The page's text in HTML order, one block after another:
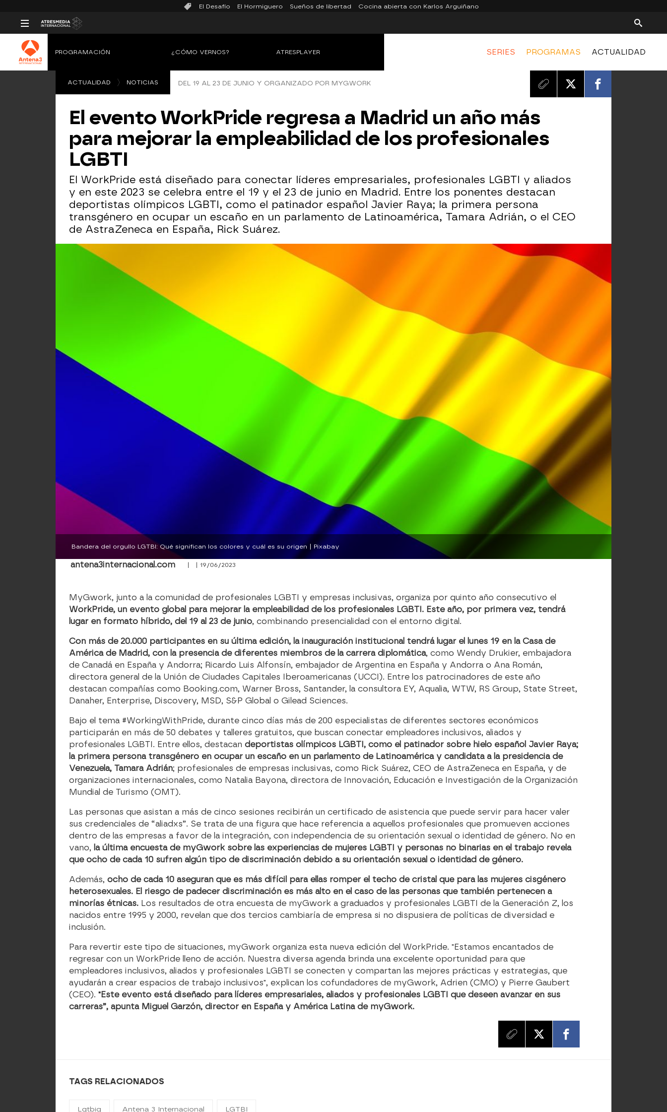
El Desafío El Hormiguero Sueños de libertad Cocina abierta con Karlos Arguiñano
SERIES PROGRAMAS ACTUALIDAD
PROGRAMACIÓN ¿CÓMO VERNOS? ATRESPLAYER
ACTUALIDAD NOTICIAS DEL 19 AL 23 DE JUNIO Y ORGANIZADO POR MYGWORK
El evento WorkPride regresa a Madrid un año más
para mejorar la empleabilidad de los profesionales
LGBTI
El WorkPride está diseñado para conectar líderes empresariales, profesionales LGBTI y aliados
y en este 2023 se celebra entre el 19 y el 23 de junio en Madrid. Entre los ponentes destacan
deportistas olímpicos LGBTI, como el patinador español Javier Raya; la primera persona
transgénero en ocupar un escaño en un parlamento de Latinoamérica, Tamara Adrián, o el CEO
de AstraZeneca en España, Rick Suárez.
Bandera del orgullo LGTBI: Qué significan los colores y cuál es su origen | Pixabay
antena3internacional.com | | 19/06/2023
MyGwork, junto a la comunidad de profesionales LGBTI y empresas inclusivas, organiza por quinto año consecutivo el
WorkPride, un evento global para mejorar la empleabilidad de los profesionales LGBTI. Este año, por primera vez, tendrá
lugar en formato híbrido, del 19 al 23 de junio, combinando presencialidad con el entorno digital.
Con más de 20.000 participantes en su última edición, la inauguración institucional tendrá lugar el lunes 19 en la Casa de
América de Madrid, con la presencia de diferentes miembros de la carrera diplomática, como Wendy Drukier, embajadora
de Canadá en España y Andorra; Ricardo Luis Alfonsín, embajador de Argentina en España y Andorra o Ana Román,
directora general de la Unión de Ciudades Capitales Iberoamericanas (UCCI). Entre los patrocinadores de este año
destacan compañías como Booking.com, Warner Bross, Santander, la consultora EY, Aqualia, WTW, RS Group, State Street,
Danaher, Enterprise, Discovery, MSD, S&P Global o Gilead Sciences.
Bajo el tema #WorkingWithPride, durante cinco días más de 200 especialistas de diferentes sectores económicos
participarán en más de 50 debates y talleres gratuitos, que buscan conectar empleadores inclusivos, aliados y
profesionales LGBTI. Entre ellos, destacandeportistas olímpicos LGBTI, como el patinador sobre hielo español Javier Raya;
la primera persona transgénero en ocupar un escaño en un parlamento de Latinoamérica y candidata a la presidencia de
Venezuela, Tamara Adrián; profesionales de empresas inclusivas, como Rick Suárez, CEO de AstraZeneca en España, y de
organizaciones internacionales, como Natalia Bayona, directora de Innovación, Educación e Investigación de la Organización
Mundial de Turismo (OMT).
Las personas que asistan a más de cinco sesiones recibirán un certificado de asistencia que puede servir para hacer valer
sus credenciales de “aliadxs”. Se trata de una figura que hace referencia a aquellos profesionales que promueven acciones
dentro de las empresas a favor de la integración, con independencia de su orientación sexual o identidad de género. No en
vano, la última encuesta de myGwork sobre las experiencias de mujeres LGBTI y personas no binarias en el trabajo revela
que ocho de cada 10 sufren algún tipo de discriminación debido a su orientación sexual o identidad de género.
Además,ocho de cada 10 aseguran que es más difícil para ellas romper el techo de cristal que para las mujeres cisgénero
heterosexuales. El riesgo de padecer discriminación es más alto en el caso de las personas que también pertenecen a
minorías étnicas. Los resultados de otra encuesta de myGwork a graduados y profesionales LGBTI de la Generación Z, los
nacidos entre 1995 y 2000, revelan que dos tercios cambiaría de empresa si no dispusiera de políticas de diversidad e
inclusión.
Para revertir este tipo de situaciones, myGwork organiza esta nueva edición del WorkPride. "Estamos encantados de
regresar con un WorkPride lleno de acción. Nuestra diversa agenda brinda una excelente oportunidad para que
empleadores inclusivos, aliados y profesionales LGBTI se conecten y compartan las mejores prácticas y estrategias, que
ayudarán a crear espacios de trabajo inclusivos", explican los cofundadores de myGwork, Adrien (CMO) y Pierre Gaubert
(CEO). "Este evento está diseñado para líderes empresariales, aliados y profesionales LGBTI que deseen avanzar en sus
carreras”, apunta Miguel Garzón, director en España y América Latina de myGwork.
TAGS RELACIONADOS
Lgtbiq Antena 3 Internacional LGTBI